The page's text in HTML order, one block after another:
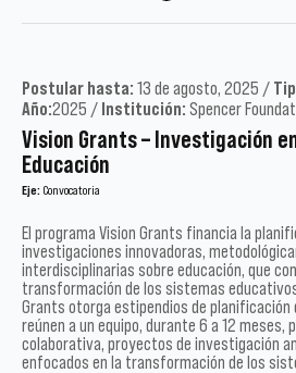
Postular hasta: 13 de agosto, 2025 /
Año:2025 / Institución: Spencer
Vision Grants – Investigación
Educación
Eje: Convocatoria
El programa Vision Grants financia la
investigaciones innovadoras,
interdisciplinarias sobre educación, que
transformación de los sistemas
Grants otorga estipendios de planificación
reúnen a un equipo, durante 6 a 12 meses,
colaborativa, proyectos de investigación
enfocados en la transformación de los